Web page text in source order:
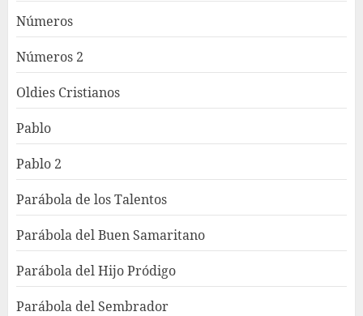
Números
Números 2
Oldies Cristianos
Pablo
Pablo 2
Parábola de los Talentos
Parábola del Buen Samaritano
Parábola del Hijo Pródigo
Parábola del Sembrador